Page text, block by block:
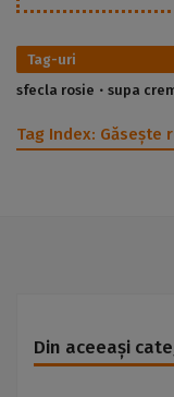
Tag-uri
sfecla rosie
supa
Tag Index: Găsește
Din aceeași